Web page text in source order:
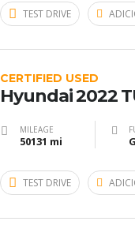
TEST DRIVE
CERTIFIED USED
Hyundai 2022
MILEAGE
50131 mi
TEST DRIVE